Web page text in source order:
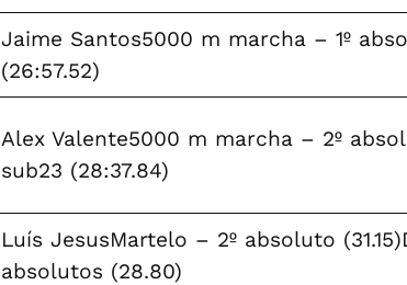
Jaime Santos5000 m marcha – 1º
(26:57.52)
Alex Valente5000 m marcha – 2º
sub23 (28:37.84)
Luís JesusMartelo – 2º absoluto
absolutos (28.80)